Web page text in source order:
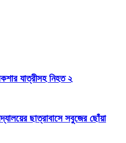
যাত্রীসহ নিহত ২
ছাত্রাবাসে সবুজের ছোঁয়া